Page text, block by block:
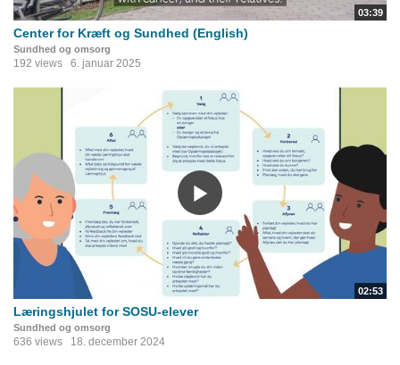
03:39
Center for Kræft og Sundhed (English)
Sundhed og omsorg
192 views 6. januar 2025
02:53
Læringshjulet for SOSU-elever
Sundhed og omsorg
636 views 18. december 2024